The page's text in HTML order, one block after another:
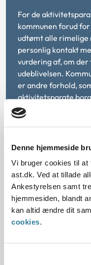
Denne hjemmeside
Vi bruger cookies til at
ast.dk. Ved at tillade
Ankestyrelsen samt
hjemmesiden, blandt
kan altid ændre dit
cookies.
For de
kommunen forud
udtømt alle rimelige
personlig kontakt
vurdering af, om
udeblivelsen.
er andre forhold,
aktivitetsparate
Undersøgelsen viser
sager, som
handler om
på udfordringer med at
en jobparat eller
I disse sager forholder
den aktivitetsparate